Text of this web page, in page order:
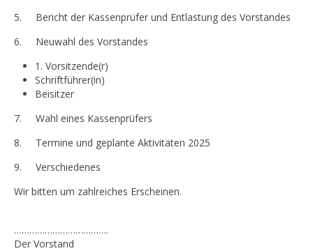
5. Bericht der Kassenprüfer und Entlastung des Vorstandes
6. Neuwahl des Vorstandes
1. Vorsitzende(r)
Schriftführer(in)
Beisitzer
7. Wahl eines Kassenprüfers
8. Termine und geplante Aktivitäten 2025
9. Verschiedenes
Wir bitten um zahlreiches Erscheinen.
……………………………….
Der Vorstand